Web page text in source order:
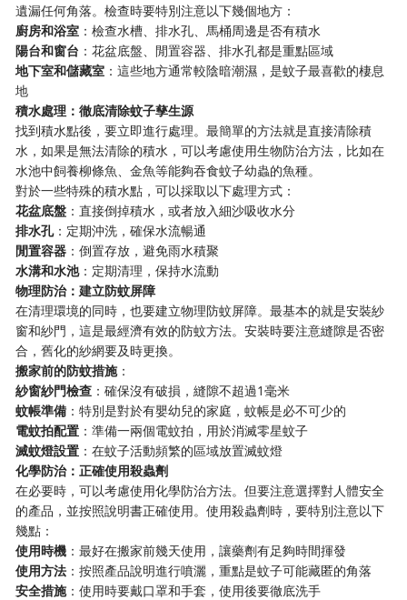
遺漏任何角落。檢查時要特別注意以下幾個地方：
廚房和浴室 ：檢查水槽、排水孔、馬桶周邊是否有積水
陽台和窗台 ：花盆底盤、閒置容器、排水孔都是重點區域
地下室和儲藏室 ：這些地方通常較陰暗潮濕，是蚊子最喜歡的棲息
地
積水處理：徹底清除蚊子孳生源
找到積水點後，要立即進行處理。最簡單的方法就是直接清除積
水，如果是無法清除的積水，可以考慮使用生物防治方法，比如在
水池中飼養柳條魚、金魚等能夠吞食蚊子幼蟲的魚種。
對於一些特殊的積水點，可以採取以下處理方式：
花盆底盤 ：直接倒掉積水，或者放入細沙吸收水分
排水孔：定期沖洗，確保水流暢通
閒置容器 ：倒置存放，避免雨水積聚
水溝和水池：定期清理，保持水流動
物理防治：建立防蚊屏障
在清理環境的同時，也要建立物理防蚊屏障。最基本的就是安裝紗
窗和紗門，這是最經濟有效的防蚊方法。安裝時要注意縫隙是否密
合，舊化的紗網要及時更換。
搬家前的防蚊措施：
紗窗紗門檢查 ：確保沒有破損，縫隙不超過1毫米
蚊帳準備 ：特別是對於有嬰幼兒的家庭，蚊帳是必不可少的
電蚊拍配置 ：準備一兩個電蚊拍，用於消滅零星蚊子
滅蚊燈設置 ：在蚊子活動頻繁的區域放置滅蚊燈
化學防治：正確使用殺蟲劑
在必要時，可以考慮使用化學防治方法。但要注意選擇對人體安全
的產品，並按照說明書正確使用。使用殺蟲劑時，要特別注意以下
幾點：
使用時機 ：最好在搬家前幾天使用，讓藥劑有足夠時間揮發
使用方法 ：按照產品說明進行噴灑，重點是蚊子可能藏匿的角落
安全措施：使用時要戴口罩和手套，使用後要徹底洗手